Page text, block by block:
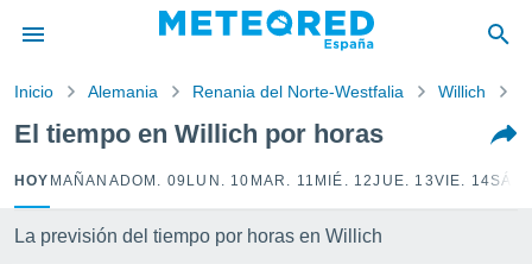
por
para
que se
calidad.
a este
Inicio Alemania Renania del Norte-Westfalia Willich
El tiempo en Willich por horas
HOY MAÑANA DOM. 09 LUN. 10 MAR. 11 MIÉ. 12JUE. 13VIE. 14
La previsión del tiempo por horas en Willich